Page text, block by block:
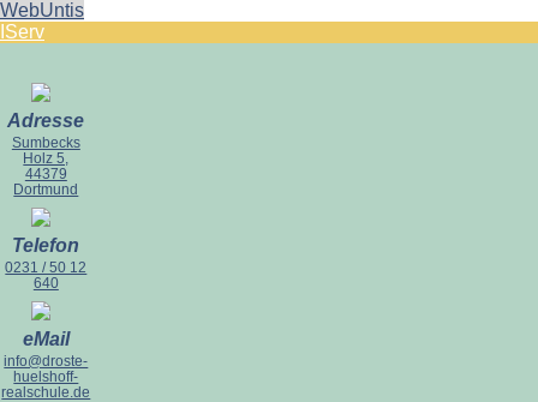
WebUntis
IServ
Adresse
Sumbecks
Holz 5,
44379
Dortmund
Telefon
0231 / 50 12
640
eMail
info@droste-
huelshoff-
realschule.de